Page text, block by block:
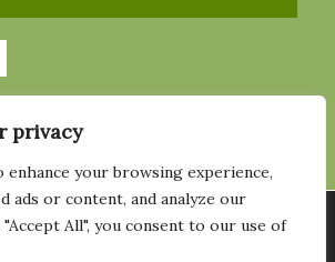
privacy
enhance your browsing experience,
ads or content, and analyze our
All", you consent to our use of
för att ge dig den bästa upplevelsen på vår
mer om vilka cookies vi använder eller